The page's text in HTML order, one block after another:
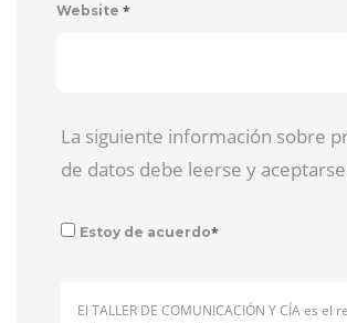
Website *
La siguiente información sobre
de datos debe leerse y
Estoy de acuerdo*
El TALLER DE COMUNICACIÓN Y CÍA es el